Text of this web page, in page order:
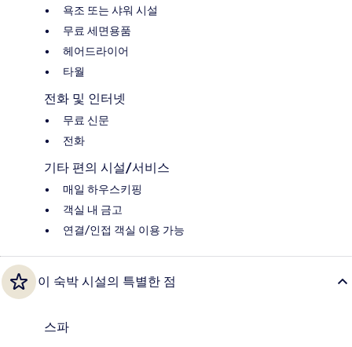
욕조 또는 샤워 시설
무료 세면용품
헤어드라이어
타월
전화 및 인터넷
무료 신문
전화
기타 편의 시설/서비스
매일 하우스키핑
객실 내 금고
연결/인접 객실 이용 가능
이 숙박 시설의 특별한 점
스파